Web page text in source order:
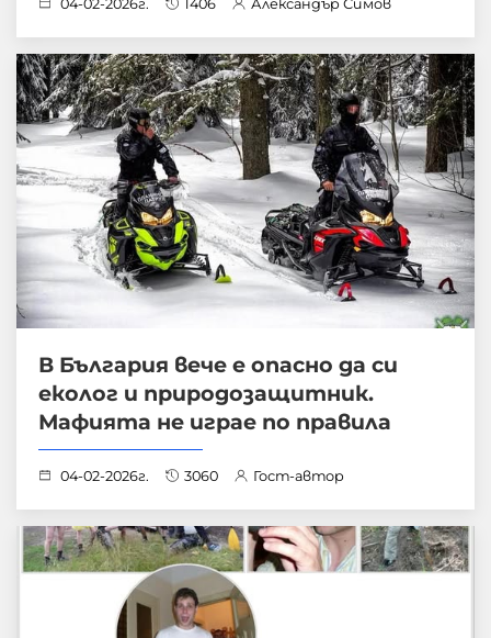
04-02-2026г. 1406 Александър Симов
В България вече е опасно да си
еколог и природозащитник.
Мафията не играе по правила
04-02-2026г. 3060 Гост-автор